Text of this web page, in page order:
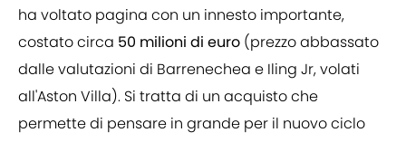
ha voltato pagina con un innesto importante,
costato circa 50 milioni di euro (prezzo abbassato
dalle valutazioni di Barrenechea e Iling Jr, volati
all'Aston Villa). Si tratta di un acquisto che
permette di pensare in grande per il nuovo ciclo